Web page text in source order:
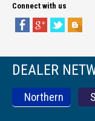
Connect with us
DEALER
Northern